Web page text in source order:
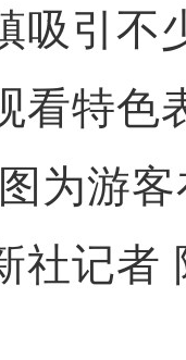
吸引不
看特色
为游
社记者